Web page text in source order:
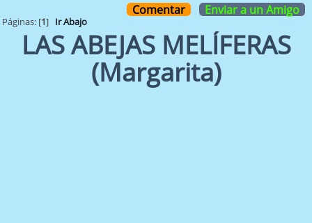
Comentar Enviar a un Amigo
Páginas: [1] Ir Abajo
LAS ABEJAS MELÍFERAS
(Margarita)